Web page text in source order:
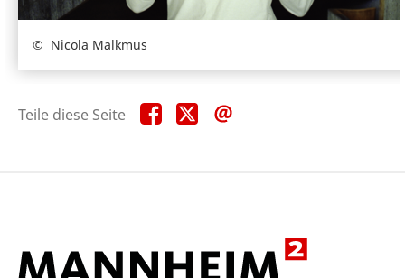
Nicola Malkmus
Teile diese Seite Teile
diese
Teile
diese